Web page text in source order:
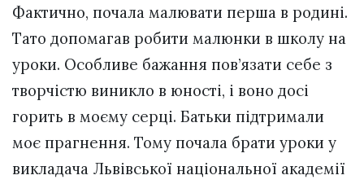
Фактично, почала малювати перша в родині.
Тато допомагав робити малюнки в школу на
уроки. Особливе бажання пов’язати себе з
творчістю виникло в юності, і воно досі
горить в моєму серці. Батьки підтримали
моє прагнення. Тому почала брати уроки у
викладача Львівської національної академії